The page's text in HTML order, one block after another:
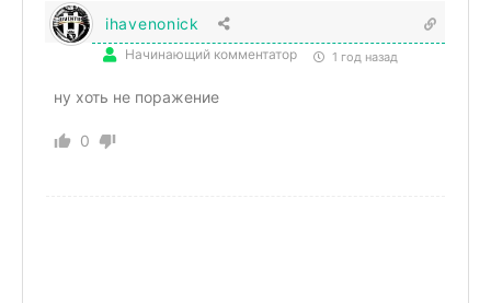
ihavenonick
Начинающий комментатор 1 год назад
ну хоть не поражение
0